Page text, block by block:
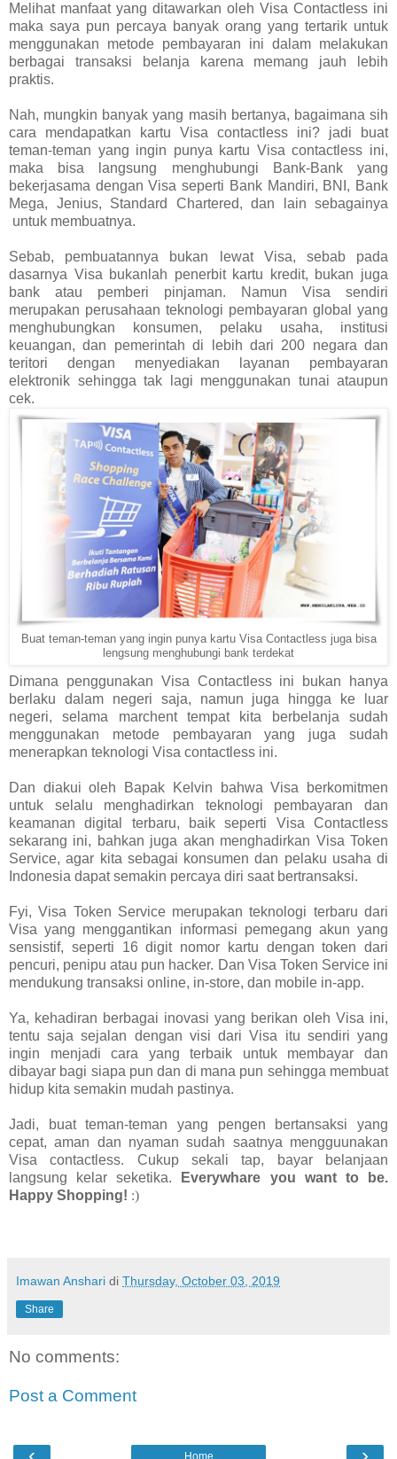
Melihat manfaat yang ditawarkan oleh Visa Contactless ini
maka saya pun percaya banyak orang yang tertarik untuk
menggunakan metode pembayaran ini dalam melakukan
berbagai transaksi belanja karena memang jauh lebih
praktis.
Nah, mungkin banyak yang masih bertanya, bagaimana sih
cara mendapatkan kartu Visa contactless ini? jadi buat
teman-teman yang ingin punya kartu Visa contactless ini,
maka bisa langsung menghubungi Bank-Bank yang
bekerjasama dengan Visa seperti Bank Mandiri, BNI, Bank
Mega, Jenius, Standard Chartered, dan lain sebagainya
untuk membuatnya.
Sebab, pembuatannya bukan lewat Visa, sebab pada
dasarnya Visa bukanlah penerbit kartu kredit, bukan juga
bank atau pemberi pinjaman. Namun Visa sendiri
merupakan perusahaan teknologi pembayaran global yang
menghubungkan konsumen, pelaku usaha, institusi
keuangan, dan pemerintah di lebih dari 200 negara dan
teritori dengan menyediakan layanan pembayaran
elektronik sehingga tak lagi menggunakan tunai ataupun
cek.
Buat teman-teman yang ingin punya kartu Visa Contactless juga bisa
lengsung menghubungi bank terdekat
Dimana penggunakan Visa Contactless ini bukan hanya
berlaku dalam negeri saja, namun juga hingga ke luar
negeri, selama marchent tempat kita berbelanja sudah
menggunakan metode pembayaran yang juga sudah
menerapkan teknologi Visa contactless ini.
Dan diakui oleh Bapak Kelvin bahwa Visa berkomitmen
untuk selalu menghadirkan teknologi pembayaran dan
keamanan digital terbaru, baik seperti Visa Contactless
sekarang ini, bahkan juga akan menghadirkan Visa Token
Service, agar kita sebagai konsumen dan pelaku usaha di
Indonesia dapat semakin percaya diri saat bertransaksi.
Fyi, Visa Token Service merupakan teknologi terbaru dari
Visa yang menggantikan informasi pemegang akun yang
sensistif, seperti 16 digit nomor kartu dengan token dari
pencuri, penipu atau pun hacker. Dan Visa Token Service ini
mendukung transaksi online, in-store, dan mobile in-app.
Ya, kehadiran berbagai inovasi yang berikan oleh Visa ini,
tentu saja sejalan dengan visi dari Visa itu sendiri yang
ingin menjadi cara yang terbaik untuk membayar dan
dibayar bagi siapa pun dan di mana pun sehingga membuat
hidup kita semakin mudah pastinya.
Jadi, buat teman-teman yang pengen bertansaksi yang
cepat, aman dan nyaman sudah saatnya mengguunakan
Visa contactless. Cukup sekali tap, bayar belanjaan
langsung kelar seketika.
Everywhare you want to be.
Happy Shopping! :)
Imawan Anshari di Thursday, October 03, 2019
Share
No comments:
Post a Comment